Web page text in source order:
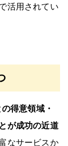
活用されてい
得意領域・
が成功の近道
なサービスか